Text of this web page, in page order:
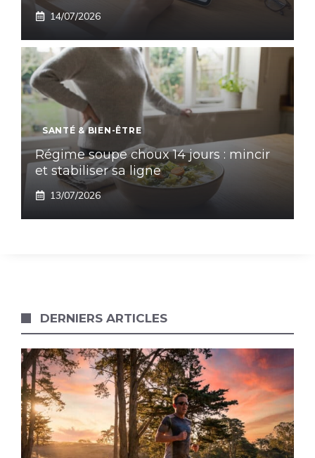
14/07/2026
SANTÉ & BIEN-ÊTRE
Régime soupe choux 14 jours : mincir
et stabiliser sa ligne
13/07/2026
DERNIERS ARTICLES